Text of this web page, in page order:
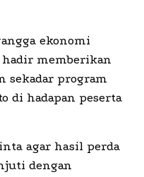
ekonomi
memberikan
sekadar program
di hadapan peserta
agar hasil perda
dengan